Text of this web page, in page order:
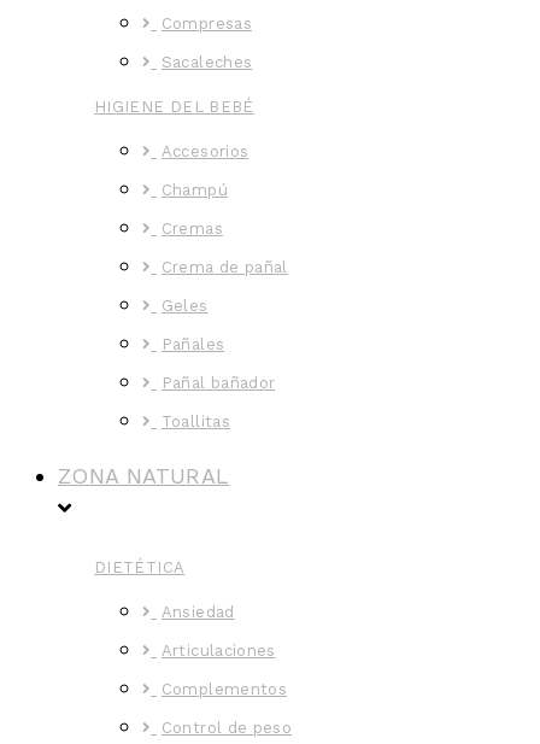
Compresas
Sacaleches
HIGIENE DEL BEBÉ
Accesorios
Champú
Cremas
Crema de pañal
Geles
Pañales
Pañal bañador
Toallitas
ZONA NATURAL
DIETÉTICA
Ansiedad
Articulaciones
Complementos
Control de peso